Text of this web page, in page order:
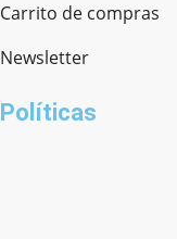
Carrito de compras
Newsletter
Políticas